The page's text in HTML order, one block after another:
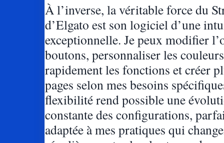
À l’inverse, la véritable force du
d’Elgato est son logiciel d’une
exceptionnelle. Je peux modifier
boutons, personnaliser les
rapidement les fonctions et créer
pages selon mes besoins
flexibilité rend possible une
constante des configurations,
adaptée à mes pratiques qui